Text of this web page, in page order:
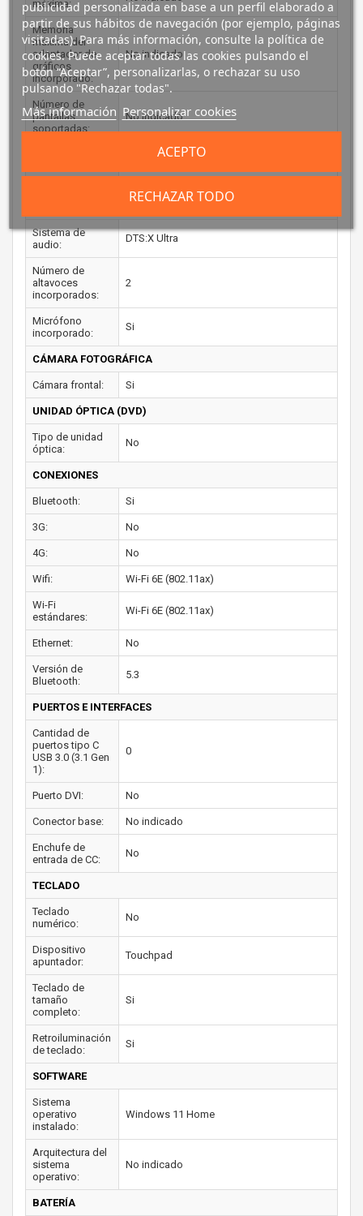
máxima:
Memoria
máxima del
adaptador de
gráficos
incorporado:
No indicado
Número de
pantallas
soportadas:
No indicado
No indicado
Sistema de
audio:
DTS:X Ultra
Número de
altavoces
incorporados:
2
Micrófono
incorporado:
Si
CÁMARA FOTOGRÁFICA
Cámara frontal: Si
UNIDAD ÓPTICA (DVD)
Tipo de unidad
óptica:
No
CONEXIONES
Bluetooth: Si
3G: No
4G: No
Wifi: Wi-Fi 6E (802.11ax)
Wi-Fi
estándares:
Wi-Fi 6E (802.11ax)
Ethernet: No
Versión de
Bluetooth:
5.3
PUERTOS E INTERFACES
Cantidad de
puertos tipo C
USB 3.0 (3.1 Gen
1):
0
Puerto DVI: No
Conector base: No indicado
Enchufe de
entrada de CC:
No
TECLADO
Teclado
numérico:
No
Dispositivo
apuntador:
Touchpad
Teclado de
tamaño
completo:
Si
Retroiluminación
de teclado:
Si
SOFTWARE
Sistema
operativo
instalado:
Windows 11 Home
Arquitectura del
sistema
operativo:
No indicado
BATERÍA
publicidad personalizada en base a un perfil elaborado a
partir de sus hábitos de navegación (por ejemplo, páginas
visitadas). Para más información, consulte la política de
cookies. Puede aceptar todas las cookies pulsando el
botón “Aceptar”, personalizarlas, o rechazar su uso
pulsando "Rechazar todas".
Más información Personalizar cookies
RECHAZAR TODO
ACEPTO